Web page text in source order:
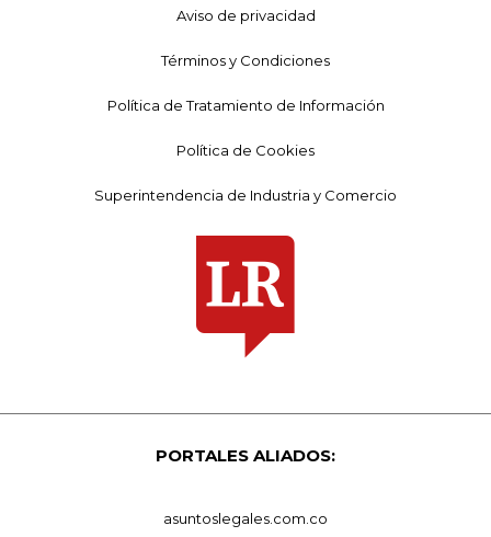
Aviso de privacidad
Términos y Condiciones
Política de Tratamiento de Información
Política de Cookies
Superintendencia de Industria y Comercio
PORTALES ALIADOS:
asuntoslegales.com.co